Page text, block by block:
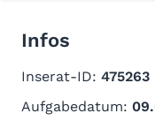
Infos
Inserat-ID: 475263
Aufgabedatum: